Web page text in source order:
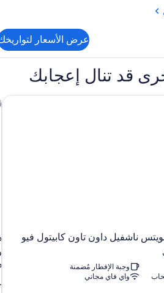
عرض الأسعار
قد تنال إعجابك
ناشفيل داون تاون كابيتول فيو
وجبة الإفطار مُضمنة
واي فاي مجاني
ناشفيل داون تاون كابيتول فيو